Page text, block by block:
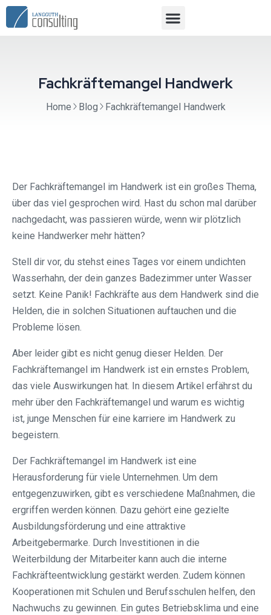
Fachkräftemangel Handwerk
Home Blog Fachkräftemangel Handwerk
Der Fachkräftemangel im Handwerk ist ein großes Thema,
über das viel gesprochen wird. Hast du schon mal darüber
nachgedacht, was passieren würde, wenn wir plötzlich
keine Handwerker mehr hätten?
Stell dir vor, du stehst eines Tages vor einem undichten
Wasserhahn, der dein ganzes Badezimmer unter Wasser
setzt. Keine Panik! Fachkräfte aus dem Handwerk sind die
Helden, die in solchen Situationen auftauchen und die
Probleme lösen.
Aber leider gibt es nicht genug dieser Helden. Der
Fachkräftemangel im Handwerk ist ein ernstes Problem,
das viele Auswirkungen hat. In diesem Artikel erfährst du
mehr über den Fachkräftemangel und warum es wichtig
ist, junge Menschen für eine karriere im Handwerk zu
begeistern.
Der Fachkräftemangel im Handwerk ist eine
Herausforderung für viele Unternehmen. Um dem
entgegenzuwirken, gibt es verschiedene Maßnahmen, die
ergriffen werden können. Dazu gehört eine gezielte
Ausbildungsförderung und eine attraktive
Arbeitgebermarke. Durch Investitionen in die
Weiterbildung der Mitarbeiter kann auch die interne
Fachkräfteentwicklung gestärkt werden. Zudem können
Kooperationen mit Schulen und Berufsschulen helfen, den
Nachwuchs zu gewinnen. Ein gutes Betriebsklima und eine